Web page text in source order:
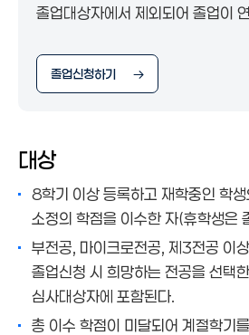
졸업대상자에서 제외되어 졸업이
졸업신청하기
대상
8학기 이상 등록하고 재학중인 학
소정의 학점을 이수한 자(휴학생은
부전공, 마이크로전공, 제3전공 이
졸업신청 시 희망하는 전공을 선택
심사대상자에 포함된다.
총 이수 학점이 미달되어 계절학기